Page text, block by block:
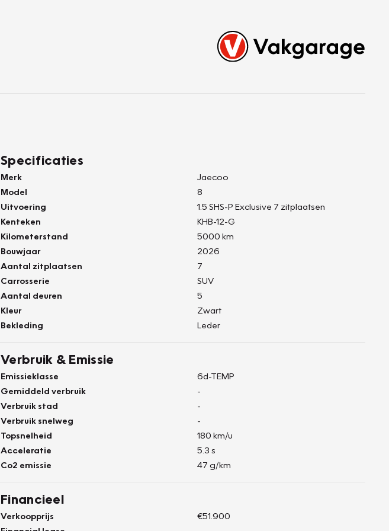
Specificaties
Merk
Jaecoo
Model
8
Uitvoering
1.5 SHS-P Exclusive 7 zitplaatsen
Kenteken
KHB-12-G
Kilometerstand
5000 km
Bouwjaar
2026
Aantal zitplaatsen
7
Carrosserie
SUV
Aantal deuren
5
Kleur
Zwart
Bekleding
Leder
Verbruik & Emissie
Emissieklasse
6d-TEMP
Gemiddeld verbruik
-
Verbruik stad
-
Verbruik snelweg
-
Topsnelheid
180 km/u
Acceleratie
5.3 s
Co2 emissie
47 g/km
Financieel
Verkoopprijs
€51.900